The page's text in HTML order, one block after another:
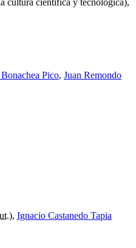
Pico, Juan Remondo
), Ignacio Castanedo Tapia